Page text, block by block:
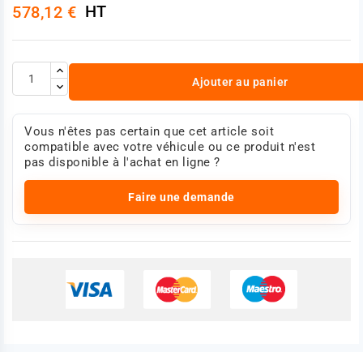
578,12 € HT
Ajouter au panier
Vous n'êtes pas certain que cet article soit
compatible avec votre véhicule ou ce produit n'est
pas disponible à l'achat en ligne ?
Faire une demande